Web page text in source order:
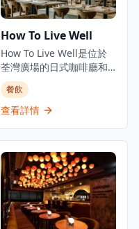
樂體驗。
How To Live Well
How To Live Well是位於
荃灣廣場的日式咖啡廳和
生活概念店。這家店結合
了餐飲和零售元素，在提
供咖啡廳服務的同時展示
供西日式融合菜餚，旨在
為顧客創造放鬆的空間。
How To Live Well隸屬於
HOW Department品牌，
在香港設有多個分店。咖
啡廳專門打造一個讓人們
餐飲
查看詳情